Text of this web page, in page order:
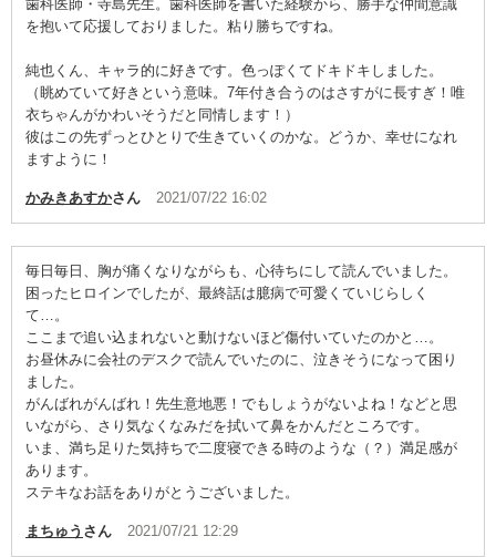
歯科医師・寺島先生。歯科医師を書いた経験から、勝手な仲間意識
を抱いて応援しておりました。粘り勝ちですね。
純也くん、キャラ的に好きです。色っぽくてドキドキしました。
（眺めていて好きという意味。7年付き合うのはさすがに長すぎ！唯
衣ちゃんがかわいそうだと同情します！）
彼はこの先ずっとひとりで生きていくのかな。どうか、幸せになれ
ますように！
かみきあすかさん 2021/07/22 16:02
毎日毎日、胸が痛くなりながらも、心待ちにして読んでいました。
困ったヒロインでしたが、最終話は臆病で可愛くていじらしく
て…。
ここまで追い込まれないと動けないほど傷付いていたのかと…。
お昼休みに会社のデスクで読んでいたのに、泣きそうになって困り
ました。
がんばれがんばれ！先生意地悪！でもしょうがないよね！などと思
いながら、さり気なくなみだを拭いて鼻をかんだところです。
いま、満ち足りた気持ちで二度寝できる時のような（？）満足感が
あります。
ステキなお話をありがとうございました。
まちゅう さん 2021/07/21 12:29